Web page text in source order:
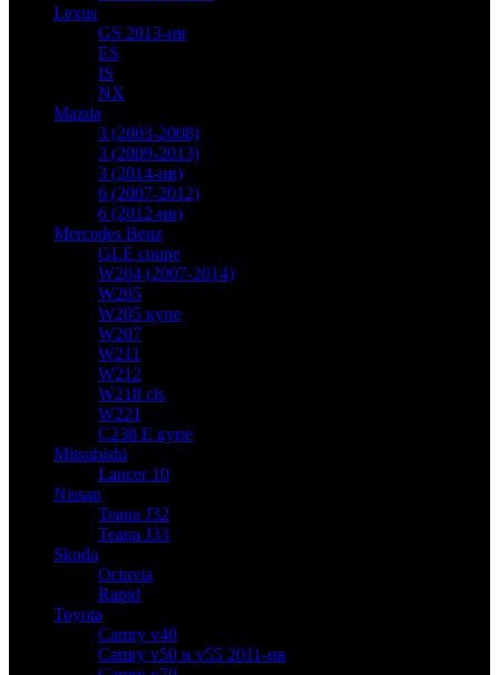
Lexus
GS 2013-нв
ES
IS
NX
Mazda
3 (2003-2008)
3 (2009-2013)
3 (2014-нв)
6 (2007-2012)
6 (2012-нв)
Mercedes Benz
GLE coupe
W204 (2007-2014)
W205
W205 купе
W207
W211
W212
W218 cls
W221
C238 E купе
Mitsubishi
Lancer 10
Nissan
Teana J32
Teana J33
Skoda
Octavia
Rapid
Toyota
Camry v40
Camry v50 и v55 2011-нв